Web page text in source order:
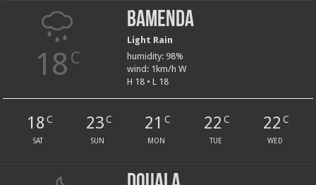
18 C
Bamenda
Light Rain
humidity: 98%
wind: 1km/h W
H 18 • L 18
18 C
SAT
23C
SUN
21 C
MON
22 C
TUE
22 C
WED